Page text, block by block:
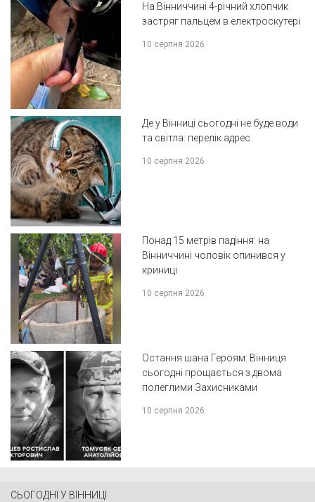
На Вінниччині 4-річний хлопчик
застряг пальцем в електроскутері
10 серпня 2026
Де у Вінниці сьогодні не буде води
та світла: перелік адрес
10 серпня 2026
Понад 15 метрів падіння: на
Вінниччині чоловік опинився у
криниці
10 серпня 2026
Остання шана Героям: Вінниця
сьогодні прощається з двома
полеглими Захисниками
10 серпня 2026
СЬОГОДНІ У ВІННИЦІ